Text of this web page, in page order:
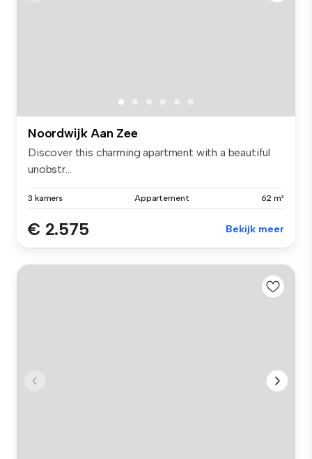
Noordwijk Aan Zee
Discover this charming apartment with a beautiful
unobstr...
3 kamers Appartement 62 m²
€ 2.575 Bekijk meer